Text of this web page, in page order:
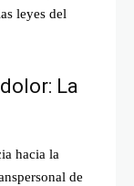
leyes del
La
hacia la
de